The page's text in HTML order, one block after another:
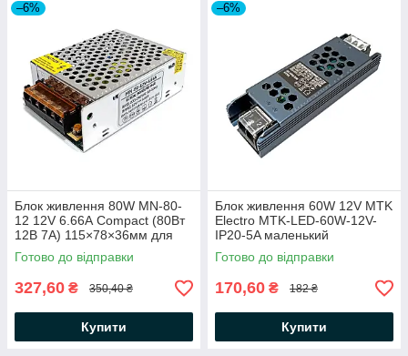
–6%
Блок живлення 80W MN-80-
12 12V 6.66А Compact (80Вт
12В 7А) 115×78×36мм для
світлодіодної LED стрічки,
модулів, лінійок
Готово до відправки
327,60 ₴ 350,40 ₴
Купити
–6%
Блок живлення 60W 12V MTK
Electro MTK-LED-60W-12V-
IP20-5A маленький
122х36х22мм (60Вт 12В 5А)
для світлодіодної LED стрічки
Готово до відправки
170,60 ₴ 182 ₴
Купити